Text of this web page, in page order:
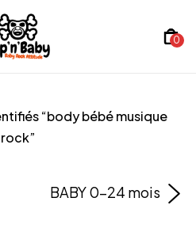
0
“body bébé musique
rock”
BABY 0-24 mois